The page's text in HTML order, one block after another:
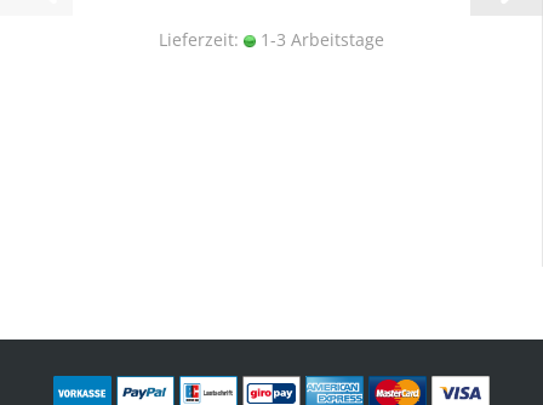
Lieferzeit: 1-3 Arbeitstage